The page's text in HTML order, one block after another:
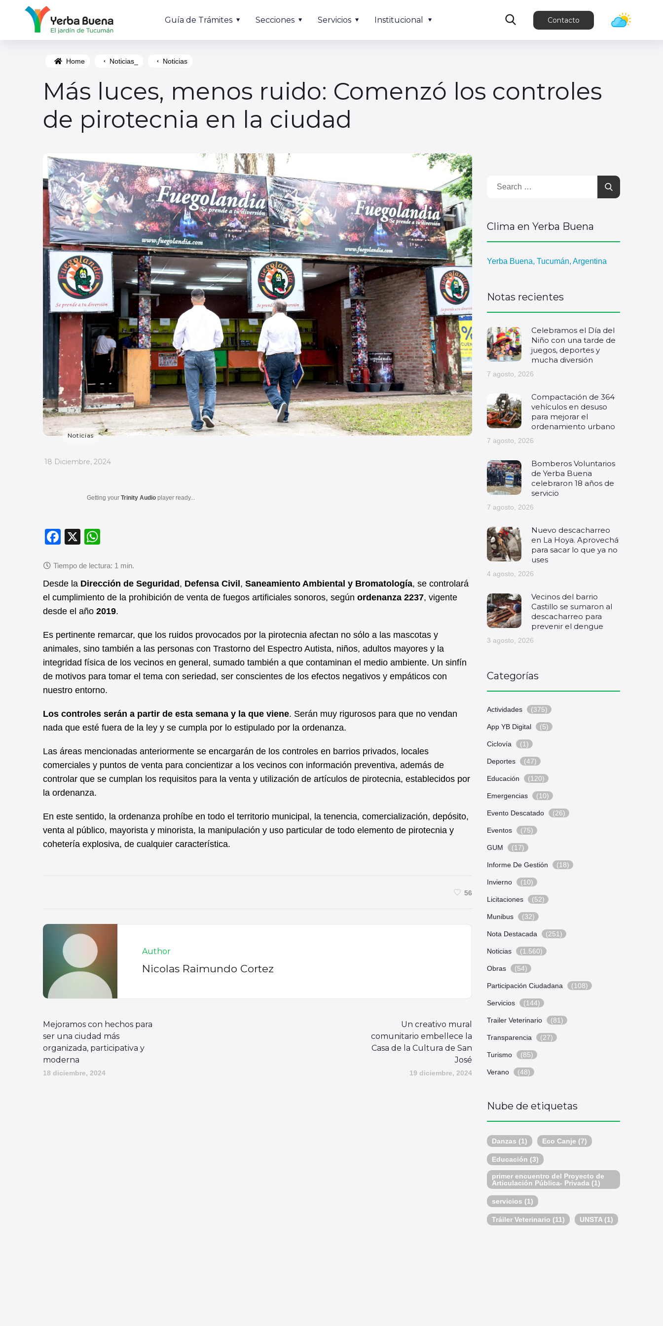
Guía de Trámites Secciones Servicios Institucional Contacto
Home Noticias_ Noticias
Más luces, menos ruido: Comenzó los controles
de pirotecnia en la ciudad
Noticias
_
18 Diciembre, 2024
Getting your Trinity Audio player ready...
F
c
e
b
o
o
k
X
at
s
A
p
p
Desde la Dirección de Seguridad , Defensa Civil , Saneamiento Ambiental y Bromatología, se controlará
el cumplimiento de la prohibición de venta de fuegos artificiales sonoros, según ordenanza 2237, vigente
desde el año 2019.
Es pertinente remarcar, que los ruidos provocados por la pirotecnia afectan no sólo a las mascotas y
animales, sino también a las personas con Trastorno del Espectro Autista, niños, adultos mayores y la
integridad física de los vecinos en general, sumado también a que contaminan el medio ambiente. Un sinfín
de motivos para tomar el tema con seriedad, ser conscientes de los efectos negativos y empáticos con
nuestro entorno.
Los controles serán a partir de esta semana y la que viene. Serán muy rigurosos para que no vendan
nada que esté fuera de la ley y se cumpla por lo estipulado por la ordenanza.
Las áreas mencionadas anteriormente se encargarán de los controles en barrios privados, locales
comerciales y puntos de venta para concientizar a los vecinos con información preventiva, además de
controlar que se cumplan los requisitos para la venta y utilización de artículos de pirotecnia, establecidos por
la ordenanza.
En este sentido, la ordenanza prohíbe en todo el territorio municipal, la tenencia, comercialización, depósito,
venta al público, mayorista y minorista, la manipulación y uso particular de todo elemento de pirotecnia y
cohetería explosiva, de cualquier característica.
56
Author
Nicolas Raimundo Cortez
Mejoramos con hechos para
ser una ciudad más
organizada, participativa y
moderna
18 diciembre, 2024
Un creativo mural
comunitario embellece la
Casa de la Cultura de San
José
19 diciembre, 2024
Clima en Yerba Buena
Yerba Buena, Tucumán, Argentina
Notas recientes
Celebramos el Día del
Niño con una tarde de
juegos, deportes y
mucha diversión
7 agosto, 2026
Compactación de 364
vehículos en desuso
para mejorar el
ordenamiento urbano
7 agosto, 2026
Bomberos Voluntarios
de Yerba Buena
celebraron 18 años de
servicio
7 agosto, 2026
Nuevo descacharreo
en La Hoya. Aprovechá
para sacar lo que ya no
uses
4 agosto, 2026
Vecinos del barrio
Castillo se sumaron al
descacharreo para
prevenir el dengue
3 agosto, 2026
Categorías
Actividades (375)
App YB Digital (5)
Ciclovía (1)
Deportes (47)
Educación (120)
Emergencias (10)
Evento Descatado (26)
Eventos (75)
GUM (17)
Informe De Gestión (18)
Invierno (10)
Licitaciones (52)
Munibus (32)
Nota Destacada (251)
Noticias (1.560)
Obras (54)
Participación Ciudadana (108)
Servicios (144)
Trailer Veterinario (81)
Transparencia (27)
Turismo (85)
Verano (48)
Nube de etiquetas
Danzas (1) Eco Canje (7)
Educación (3)
primer encuentro del Proyecto de
Articulación Pública- Privada (1)
servicios (1)
Tráiler Veterinario (11) UNSTA (1)